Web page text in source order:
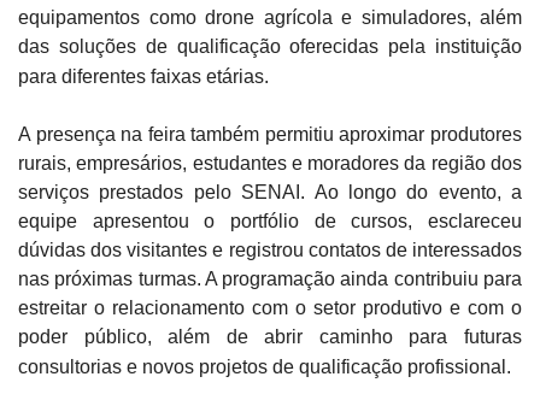
equipamentos como drone agrícola e simuladores, além
das soluções de qualificação oferecidas pela instituição
para diferentes faixas etárias.
A presença na feira também permitiu aproximar produtores
rurais, empresários, estudantes e moradores da região dos
serviços prestados pelo SENAI. Ao longo do evento, a
equipe apresentou o portfólio de cursos, esclareceu
dúvidas dos visitantes e registrou contatos de interessados
nas próximas turmas. A programação ainda contribuiu para
estreitar o relacionamento com o setor produtivo e com o
poder público, além de abrir caminho para futuras
consultorias e novos projetos de qualificação profissional.